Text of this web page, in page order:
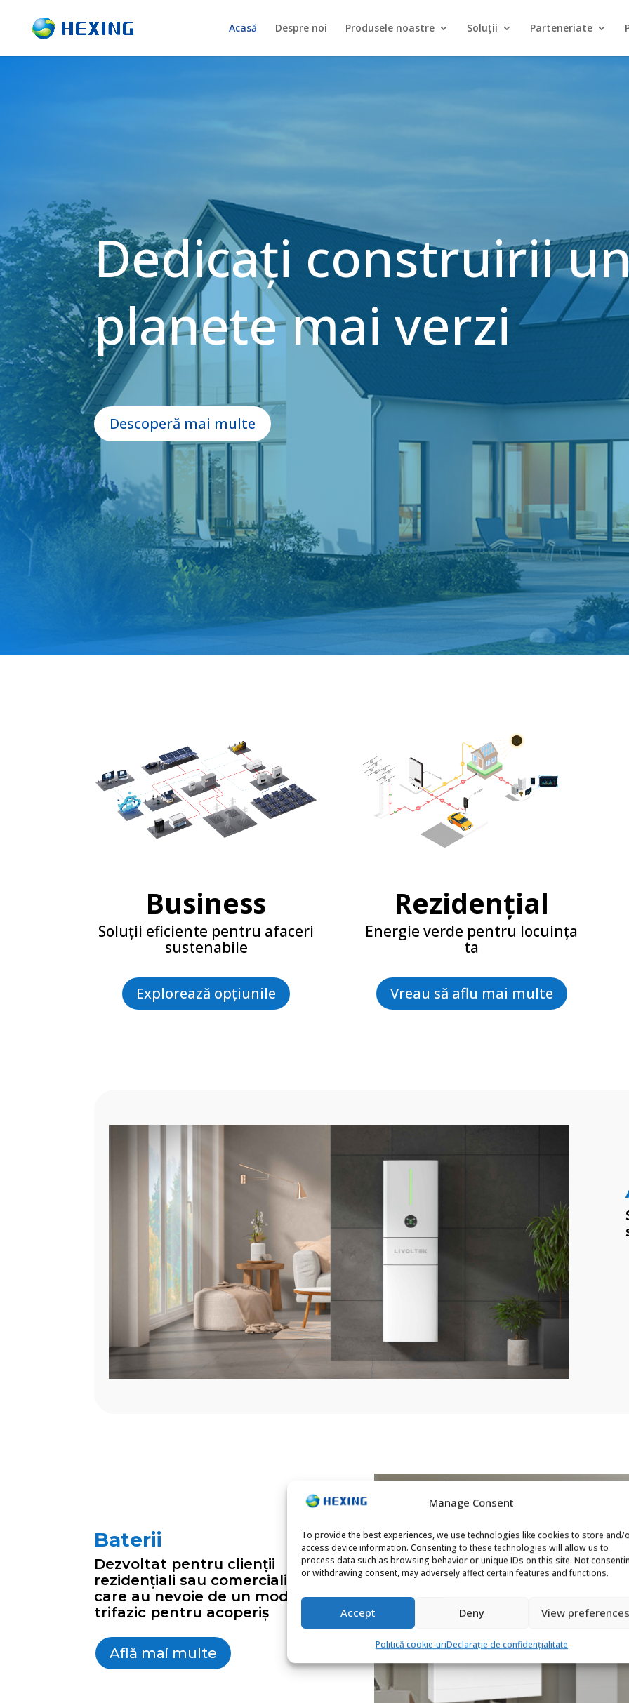
Manage Consent
To provide the best experiences, we use technologies like cookies to store and/
access device information. Consenting to these technologies will allow us to
process data such as browsing behavior or unique IDs on this site. Not
or withdrawing consent, may adversely affect certain features and functions.
Accept Deny View preferences
Politică cookie-uriDeclarație de confidențialitate
Acasă Despre noi Produsele noastre Soluții Parteneriate
Dedicați construirii
planete mai verzi
Descoperă mai multe
Business
Soluții eficiente pentru afaceri
sustenabile
Explorează opțiunile
Rezidențial
Energie verde pentru locuința
ta
Vreau să aflu mai multe
Baterii
Dezvoltat pentru clienții
rezidențiali sau comerciali
care au nevoie de un model
trifazic pentru acoperiș
Află mai multe